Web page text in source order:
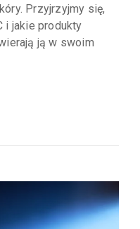
Przyjrzyjmy się,
i jakie produkty
ją w swoim